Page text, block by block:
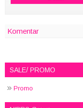
Komentar
SALE/ PROMO
Promo